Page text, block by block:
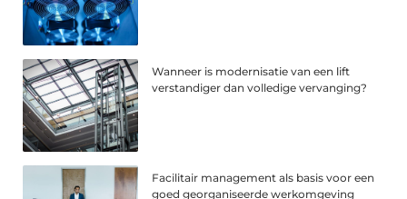
Wanneer is modernisatie van een lift
verstandiger dan volledige vervanging?
Facilitair management als basis voor een
goed georganiseerde werkomgeving